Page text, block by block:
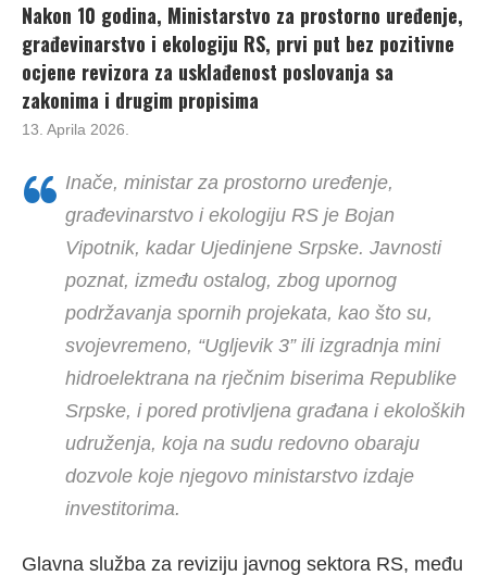
Nakon 10 godina, Ministarstvo za prostorno uređenje,
građevinarstvo i ekologiju RS, prvi put bez pozitivne
ocjene revizora za usklađenost poslovanja sa
zakonima i drugim propisima
13. Aprila 2026.
Inače, ministar za prostorno uređenje,
građevinarstvo i ekologiju RS je Bojan
Vipotnik, kadar Ujedinjene Srpske. Javnosti
poznat, između ostalog, zbog upornog
podržavanja spornih projekata, kao što su,
svojevremeno, “Ugljevik 3” ili izgradnja mini
hidroelektrana na rječnim biserima Republike
Srpske, i pored protivljena građana i ekoloških
udruženja, koja na sudu redovno obaraju
dozvole koje njegovo ministarstvo izdaje
investitorima.
Glavna služba za reviziju javnog sektora RS, među